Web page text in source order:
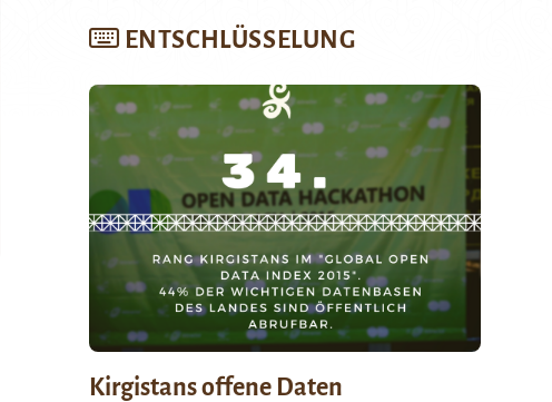
ENTSCHLÜSSELUNG
Kirgistans offene Daten